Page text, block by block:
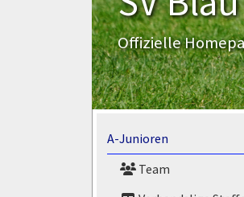
Offizielle
A-Junioren
Team